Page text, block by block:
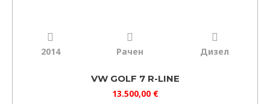
2014 Рачен Дизел
VW GOLF 7 R-LINE
13.500,00 €